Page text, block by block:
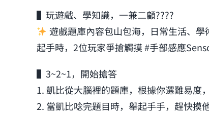
▌玩遊戲、學知識，一兼二顧????
遊戲題庫內容包山包海，日常生活、
起手時，2位玩家爭搶觸摸 #手部感應
▌3~2~1，開始搶答
1. 凱比從大腦裡的題庫，根據你選難易度
2. 當凱比唸完題目時，舉起手手，趕快摸